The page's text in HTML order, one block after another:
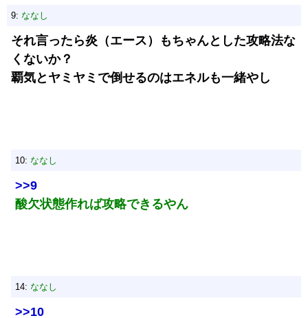
9: ななし
それ言ったら炎（エース）もちゃんとした攻略法な
くないか？
覇気とヤミヤミで倒せるのはエネルも一緒やし
10: ななし
>>9
酸欠状態作れば攻略できるやん
14: ななし
>>10